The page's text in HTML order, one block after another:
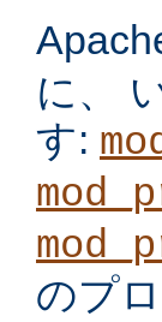
に、
す:
のプ